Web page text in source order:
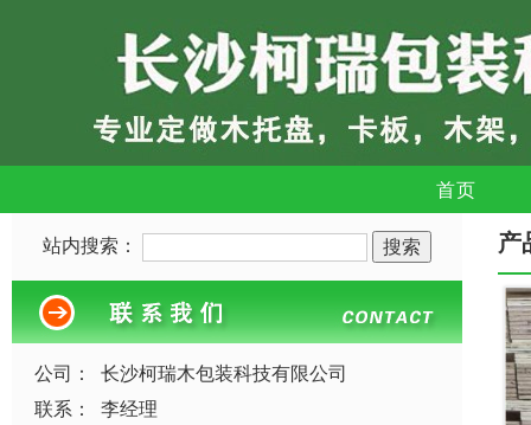
首页
站内搜索：
公司：
长沙柯瑞木包装科技有限公司
联系：
李经理
产